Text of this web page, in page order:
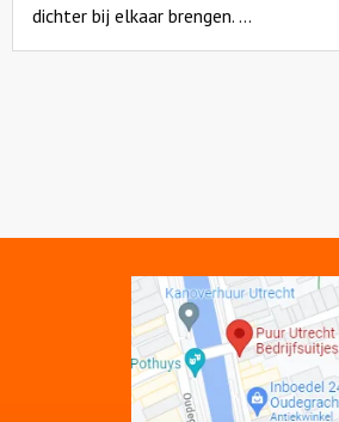
dichter bij elkaar brengen. ...
Open
link